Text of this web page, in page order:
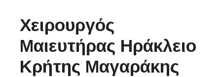
Χειρουργός
Μαιευτήρας Ηράκλειο
Κρήτης Μαγαράκης